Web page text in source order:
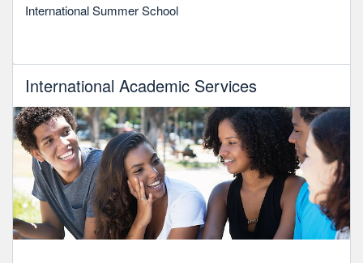
International Summer School
International Academic Services